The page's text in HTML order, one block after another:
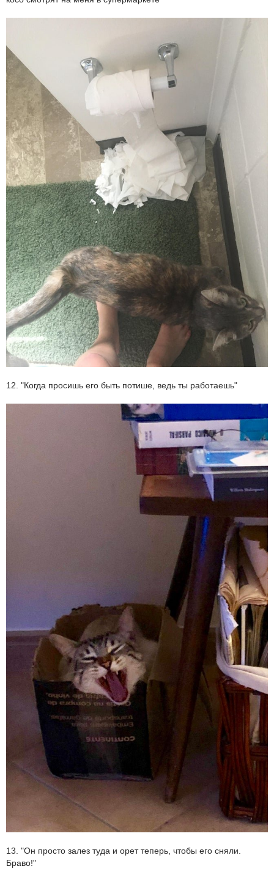
12. "Когда просишь его быть потише, ведь ты работаешь"
13. "Он просто залез туда и орет теперь, чтобы его сняли.
Браво!"